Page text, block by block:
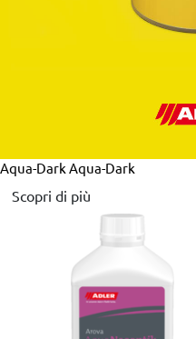
Aqua-Dark Aqua-Dark
Scopri di più